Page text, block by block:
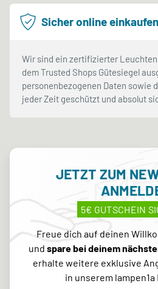
Sicher online einkaufen
Wir sind ein zertifizierter
dem Trusted Shops Gütesiegel
personenbezogenen Daten sowie
jeder Zeit geschützt und absolut
JETZT ZUM
5€ GUTSCHEIN
Freue dich auf deinen
und spare bei deinem
erhalte weitere exklusive
in unserem